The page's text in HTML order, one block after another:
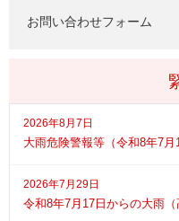
お問い合わせフォーム
2026年8月7日
大雨危険警報等（令和8年7月
2026年7月29日
令和8年7月17日からの大雨（